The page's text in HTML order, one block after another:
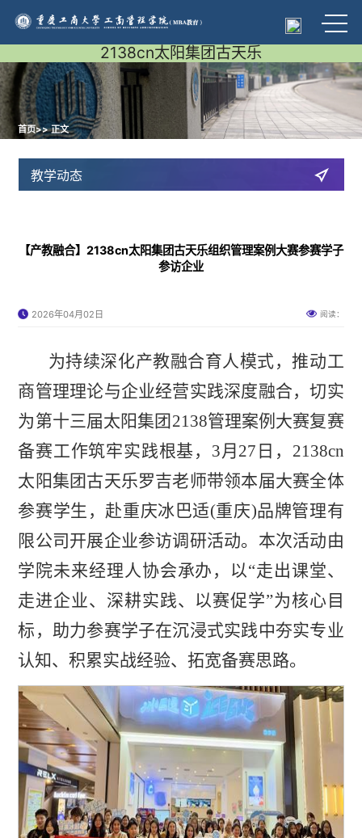
2138cn太阳集团古天乐
首页>> 正文
教学动态
【产教融合】2138cn太阳集团古天乐组织管理案例大赛参赛学子
参访企业
2026年04月02日 阅读：
为持续深化产教融合育人模式，推动工
商管理理论与企业经营实践深度融合，切实
为第十三届太阳集团2138管理案例大赛复赛
备赛工作筑牢实践根基，3月27日，2138cn
太阳集团古天乐罗吉老师带领本届大赛全体
参赛学生，赴重庆冰巴适(重庆)品牌管理有
限公司开展企业参访调研活动。本次活动由
学院未来经理人协会承办，以“走出课堂、
走进企业、深耕实践、以赛促学”为核心目
标，助力参赛学子在沉浸式实践中夯实专业
认知、积累实战经验、拓宽备赛思路。